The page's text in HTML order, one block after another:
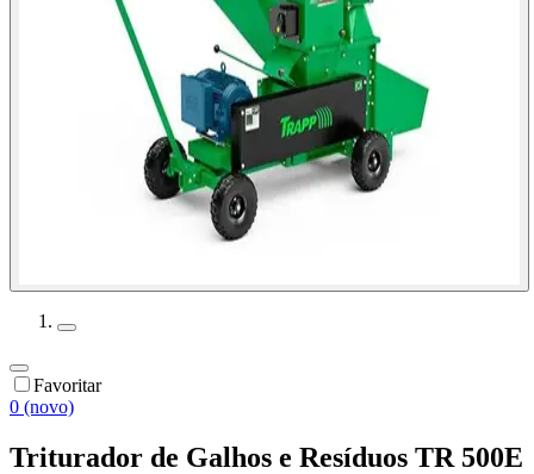
Favoritar
0 (novo)
Triturador de Galhos e Resíduos TR 500E